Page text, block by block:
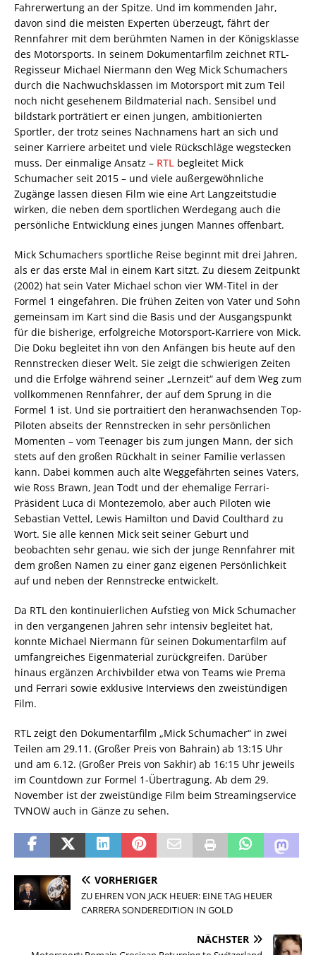
Fahrerwertung an der Spitze. Und im kommenden Jahr,
davon sind die meisten Experten überzeugt, fährt der
Rennfahrer mit dem berühmten Namen in der Königsklasse
des Motorsports. In seinem Dokumentarfilm zeichnet RTL-
Regisseur Michael Niermann den Weg Mick Schumachers
durch die Nachwuchsklassen im Motorsport mit zum Teil
noch nicht gesehenem Bildmaterial nach. Sensibel und
bildstark porträtiert er einen jungen, ambitionierten
Sportler, der trotz seines Nachnamens hart an sich und
seiner Karriere arbeitet und viele Rückschläge wegstecken
muss. Der einmalige Ansatz – RTL begleitet Mick
Schumacher seit 2015 – und viele außergewöhnliche
Zugänge lassen diesen Film wie eine Art Langzeitstudie
wirken, die neben dem sportlichen Werdegang auch die
persönliche Entwicklung eines jungen Mannes offenbart.
Mick Schumachers sportliche Reise beginnt mit drei Jahren,
als er das erste Mal in einem Kart sitzt. Zu diesem Zeitpunkt
(2002) hat sein Vater Michael schon vier WM-Titel in der
Formel 1 eingefahren. Die frühen Zeiten von Vater und Sohn
gemeinsam im Kart sind die Basis und der Ausgangspunkt
für die bisherige, erfolgreiche Motorsport-Karriere von Mick.
Die Doku begleitet ihn von den Anfängen bis heute auf den
Rennstrecken dieser Welt. Sie zeigt die schwierigen Zeiten
und die Erfolge während seiner „Lernzeit“ auf dem Weg zum
vollkommenen Rennfahrer, der auf dem Sprung in die
Formel 1 ist. Und sie portraitiert den heranwachsenden Top-
Piloten abseits der Rennstrecken in sehr persönlichen
Momenten – vom Teenager bis zum jungen Mann, der sich
stets auf den großen Rückhalt in seiner Familie verlassen
kann. Dabei kommen auch alte Weggefährten seines Vaters,
wie Ross Brawn, Jean Todt und der ehemalige Ferrari-
Präsident Luca di Montezemolo, aber auch Piloten wie
Sebastian Vettel, Lewis Hamilton und David Coulthard zu
Wort. Sie alle kennen Mick seit seiner Geburt und
beobachten sehr genau, wie sich der junge Rennfahrer mit
dem großen Namen zu einer ganz eigenen Persönlichkeit
auf und neben der Rennstrecke entwickelt.
Da RTL den kontinuierlichen Aufstieg von Mick Schumacher
in den vergangenen Jahren sehr intensiv begleitet hat,
konnte Michael Niermann für seinen Dokumentarfilm auf
umfangreiches Eigenmaterial zurückgreifen. Darüber
hinaus ergänzen Archivbilder etwa von Teams wie Prema
und Ferrari sowie exklusive Interviews den zweistündigen
Film.
RTL zeigt den Dokumentarfilm „Mick Schumacher“ in zwei
Teilen am 29.11. (Großer Preis von Bahrain) ab 13:15 Uhr
und am 6.12. (Großer Preis von Sakhir) ab 16:15 Uhr jeweils
im Countdown zur Formel 1-Übertragung. Ab dem 29.
November ist der zweistündige Film beim Streamingservice
TVNOW auch in Gänze zu sehen.
VORHERIGER
ZU EHREN VON JACK HEUER: EINE TAG HEUER
CARRERA SONDEREDITION IN GOLD
NÄCHSTER